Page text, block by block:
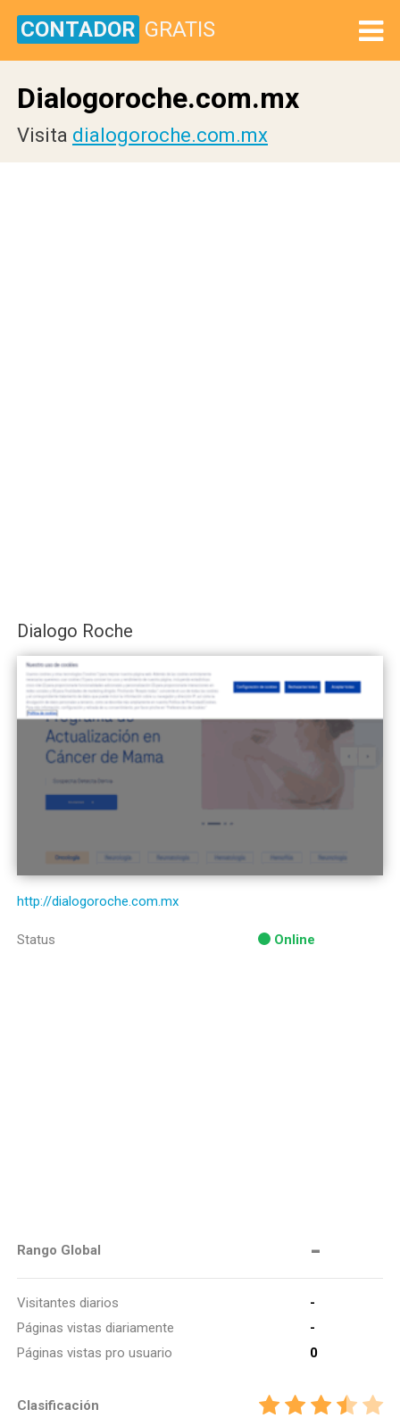
CONTADOR GRATIS
Dialogoroche.com.mx
Visita dialogoroche.com.mx
Dialogo Roche
http://dialogoroche.com.mx
Status Online
Rango Global -
Visitantes diarios
-
Páginas vistas diariamente
-
Páginas vistas pro usuario
0
Clasificación